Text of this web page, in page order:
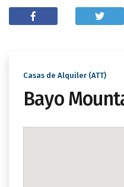
Casas de Alquiler (ATT)
Bayo